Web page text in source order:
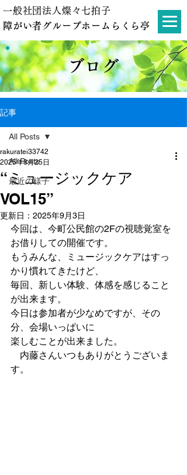
一般社団法人燦々七拍子
障がい者グループホームらくら亭
ブログ
記事
All Posts
最近の様子
All Posts
“ミュージックケア
VOL15”
rakuratei33742
2025年8月25日
更新日： 2025年9月3日
今回は、今町公民館の2Fの視聴覚室を
お借りしての開催です。
もうみんな、ミュージックケアはすっ
かり慣れてきたけど、
毎回、新しい体験、体感を感じること
が出来ます。
今日は参加者が少なめですが、その
分、会場いっぱいに
楽しむことが出来ました。
内藤さんいつもありがとうございま
す。